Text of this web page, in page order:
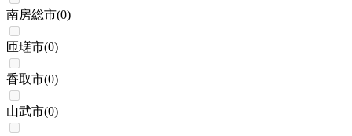
南房総市(0)
匝瑳市(0)
香取市(0)
山武市(0)